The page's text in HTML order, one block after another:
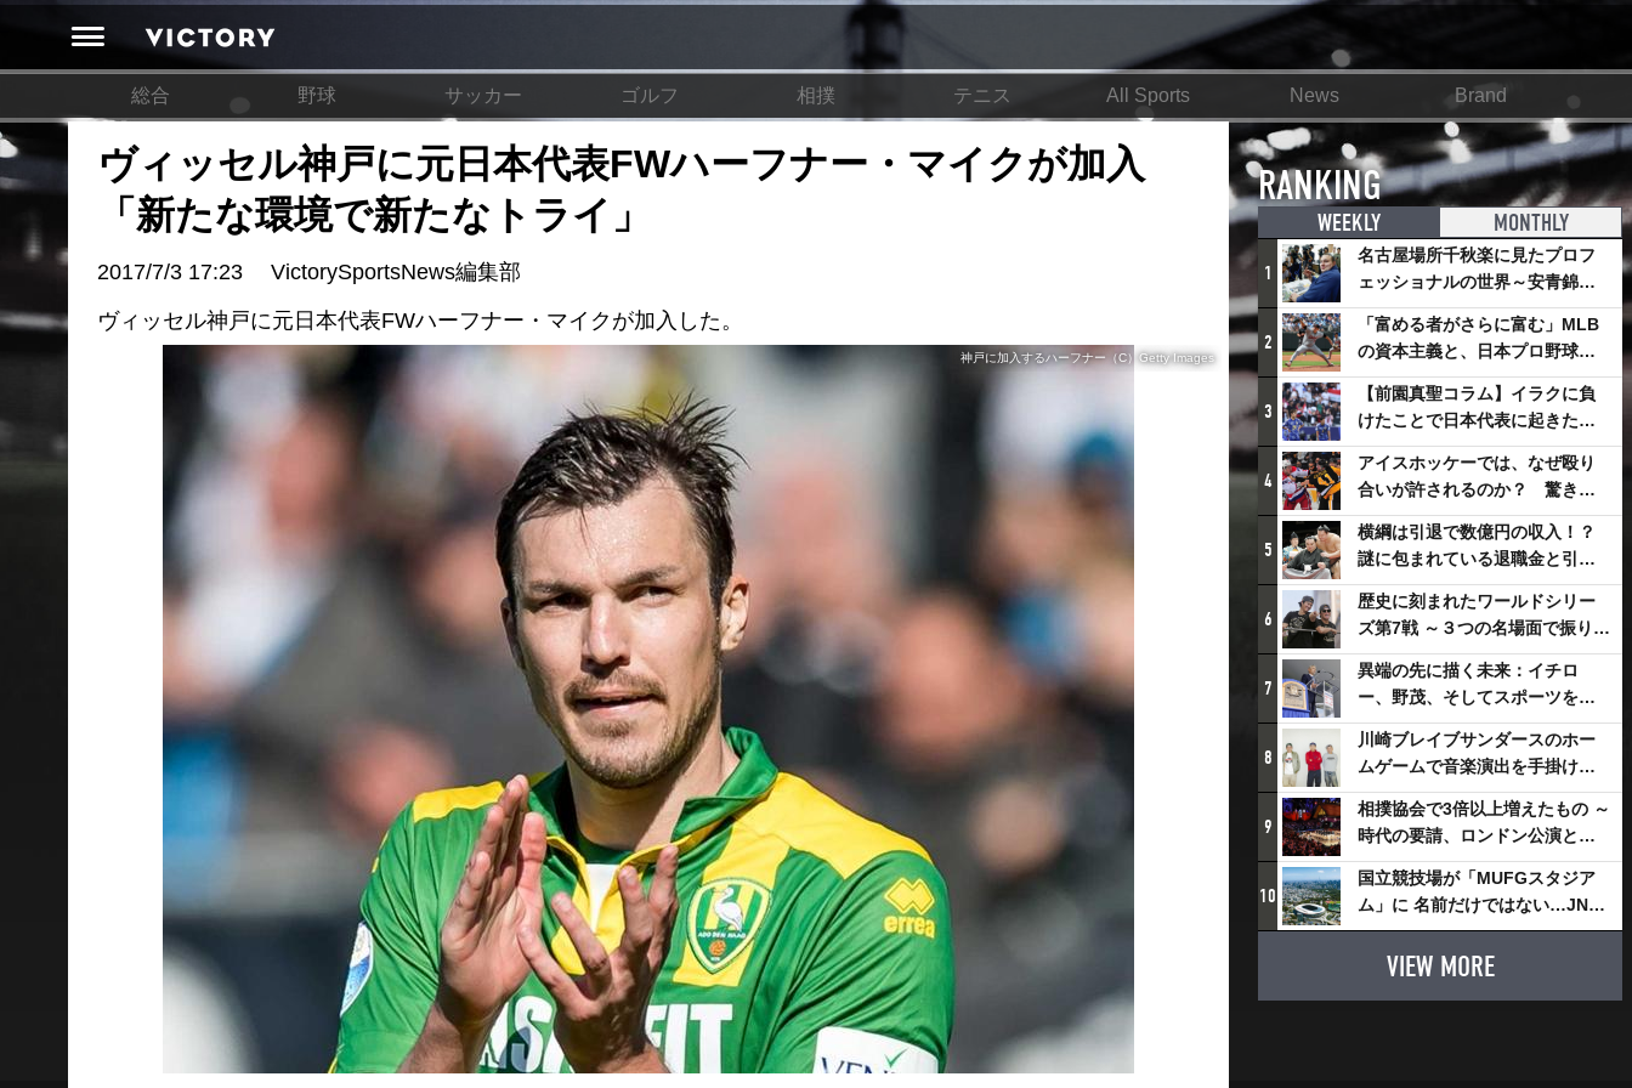
総合 野球 サッカー ゴルフ 相撲 テニス All Sports News Brand
ヴィッセル神戸に元日本代表FWハーフナー・マイクが加入
「新たな環境で新たなトライ」
2017/7/3 17:23
VictorySportsNews編集部
ヴィッセル神戸に元日本代表FWハーフナー・マイクが加入した。
神戸に加入するハーフナー（C）Getty Images
RANKING
WEEKLY MONTHLY
1
名古屋場所千秋楽に見たプロフ
ェッショナルの世界～安青錦の
優勝を巡るさまざまなドラマ
2
「富める者がさらに富む」MLB
の資本主義と、日本プロ野球が
踏み出せない一歩
3
【前園真聖コラム】イラクに負
けたことで日本代表に起きたプ
ラスとは
4
アイスホッケーでは、なぜ殴り
合いが許されるのか？ 驚きの
「ファイティング」ルールにつ
いて
5
横綱は引退で数億円の収入！？
謎に包まれている退職金と引退
相撲興行
6
歴史に刻まれたワールドシリー
ズ第7戦 ～３つの名場面で振り返
る～
7
異端の先に描く未来：イチロ
ー、野茂、そしてスポーツを支
える科学界の挑戦
8
川崎ブレイブサンダースのホー
ムゲームで音楽演出を手掛ける
スチャダラパーが川崎新！アリ
ーナシティ・プロジェクトを語
る 「楽しみでしかないでしょ。
川崎は、ずっと成長曲線だか
ら」
9
相撲協会で3倍以上増えたもの ～
時代の要請、ロンドン公演と古
式大相撲
10
国立競技場が「MUFGスタジア
ム」に 名前だけではない…JNSE
とMUFGが“共創”し描く地域活
性化・社会価値創造の近未来図
VIEW MORE